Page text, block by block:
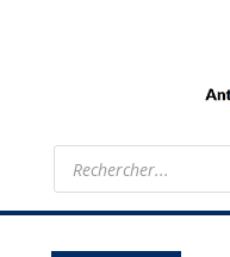
Recherche
produits